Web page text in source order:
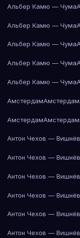
Альбер Камю — Чума
Альбер Камю — Чума
Альбер Камю — Чума
Альбер Камю — Чума
Альбер Камю — Чума
АмстердамАмстердам
АмстердамАмстердам
Антон Чехов —
Антон Чехов —
Антон Чехов —
Антон Чехов —
Антон Чехов —
Антон Чехов —